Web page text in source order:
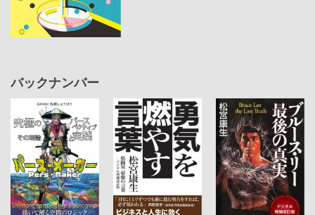
バックナンバー